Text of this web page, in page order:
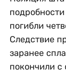
подробности
погибли
Следствие
заранее
покончили с